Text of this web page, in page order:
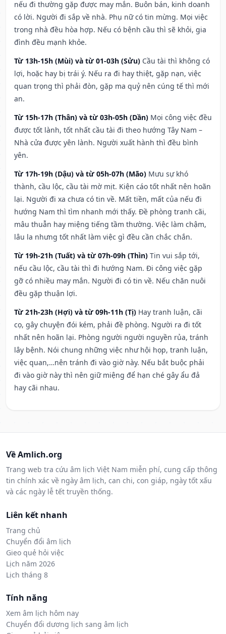
nếu đi thường gặp được may mắn. Buôn bán, kinh doanh
có lời. Người đi sắp về nhà. Phụ nữ có tin mừng. Mọi việc
trong nhà đều hòa hợp. Nếu có bệnh cầu thì sẽ khỏi, gia
đình đều mạnh khỏe.
Từ 13h-15h (Mùi) và từ 01-03h (Sửu) Cầu tài thì không có
lợi, hoặc hay bị trái ý. Nếu ra đi hay thiệt, gặp nạn, việc
quan trọng thì phải đòn, gặp ma quỷ nên cúng tế thì mới
an.
Từ 15h-17h (Thân) và từ 03h-05h (Dần) Mọi công việc đều
được tốt lành, tốt nhất cầu tài đi theo hướng Tây Nam –
Nhà cửa được yên lành. Người xuất hành thì đều bình
yên.
Từ 17h-19h (Dậu) và từ 05h-07h (Mão) Mưu sự khó
thành, cầu lộc, cầu tài mờ mịt. Kiện cáo tốt nhất nên hoãn
lại. Người đi xa chưa có tin về. Mất tiền, mất của nếu đi
hướng Nam thì tìm nhanh mới thấy. Đề phòng tranh cãi,
mâu thuẫn hay miệng tiếng tầm thường. Việc làm chậm,
lâu la nhưng tốt nhất làm việc gì đều cần chắc chắn.
Từ 19h-21h (Tuất) và từ 07h-09h (Thìn) Tin vui sắp tới,
nếu cầu lộc, cầu tài thì đi hướng Nam. Đi công việc gặp
gỡ có nhiều may mắn. Người đi có tin về. Nếu chăn nuôi
đều gặp thuận lợi.
Từ 21h-23h (Hợi) và từ 09h-11h (Tị) Hay tranh luận, cãi
cọ, gây chuyện đói kém, phải đề phòng. Người ra đi tốt
nhất nên hoãn lại. Phòng người người nguyền rủa, tránh
lây bệnh. Nói chung những việc như hội họp, tranh luận,
việc quan,…nên tránh đi vào giờ này. Nếu bắt buộc phải
đi vào giờ này thì nên giữ miệng để hạn ché gây ẩu đả
hay cãi nhau.
Về Amlich.org
Trang web tra cứu âm lịch Việt Nam miễn phí, cung cấp thông
tin chính xác về ngày âm lịch, can chi, con giáp, ngày tốt xấu
và các ngày lễ tết truyền thống.
Liên kết nhanh
Trang chủ
Chuyển đổi âm lịch
Gieo quẻ hỏi việc
Lịch năm 2026
Lịch tháng 8
Tính năng
Xem âm lịch hôm nay
Chuyển đổi dương lịch sang âm lịch